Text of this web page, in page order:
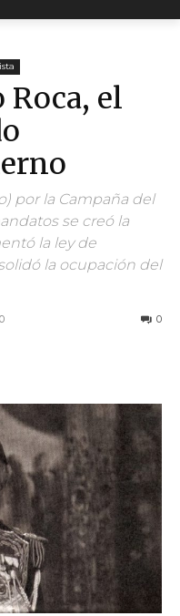
el
por la Campaña del
se creó la
la ley de
la ocupación del
0